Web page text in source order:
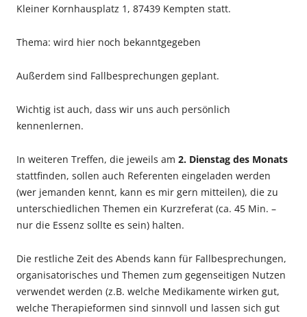
Kleiner Kornhausplatz 1, 87439 Kempten statt.
Thema: wird hier noch bekanntgegeben
Außerdem sind Fallbesprechungen geplant.
Wichtig ist auch, dass wir uns auch persönlich
kennenlernen.
In weiteren Treffen, die jeweils am 2. Dienstag des Monats
stattfinden, sollen auch Referenten eingeladen werden
(wer jemanden kennt, kann es mir gern mitteilen), die zu
unterschiedlichen Themen ein Kurzreferat (ca. 45 Min. –
nur die Essenz sollte es sein) halten.
Die restliche Zeit des Abends kann für Fallbesprechungen,
organisatorisches und Themen zum gegenseitigen Nutzen
verwendet werden (z.B. welche Medikamente wirken gut,
welche Therapieformen sind sinnvoll und lassen sich gut